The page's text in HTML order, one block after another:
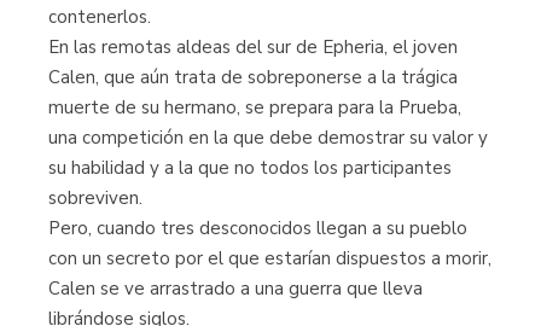
contenerlos.
En las remotas aldeas del sur de Epheria, el joven
Calen, que aún trata de sobreponerse a la trágica
muerte de su hermano, se prepara para la Prueba,
una competición en la que debe demostrar su valor y
su habilidad y a la que no todos los participantes
sobreviven.
Pero, cuando tres desconocidos llegan a su pueblo
con un secreto por el que estarían dispuestos a morir,
Calen se ve arrastrado a una guerra que lleva
librándose siglos.